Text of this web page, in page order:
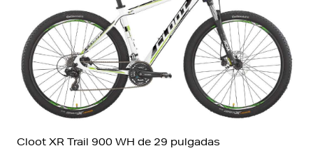
Cloot XR Trail 900 WH de 29 pulgadas